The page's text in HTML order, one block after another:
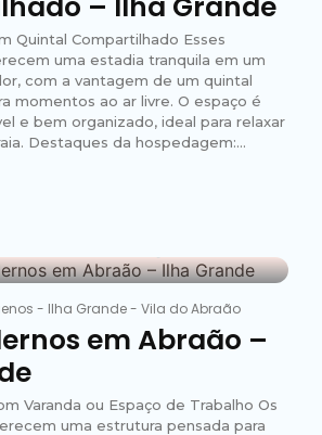
Quintal Compartilhado Esses
uma estadia tranquila em um
com a vantagem de um quintal
momentos ao ar livre. O espaço é
e bem organizado, ideal para relaxar
Destaques da hospedagem:...
- Ilha Grande- Vila do Abraão
em Abraão –
Varanda ou Espaço de Trabalho Os
uma estrutura pensada para